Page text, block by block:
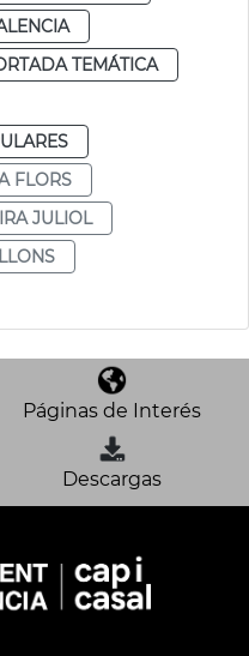
TEMÁTICA
FLORS
JULIOL
Páginas de Interés
Descargas